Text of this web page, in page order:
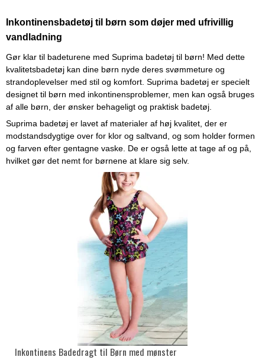
Inkontinensbadetøj til børn som døjer med ufrivillig
vandladning
Gør klar til badeturene med Suprima badetøj til børn! Med dette
kvalitetsbadetøj kan dine børn nyde deres svømmeture og
strandoplevelser med stil og komfort. Suprima badetøj er specielt
designet til børn med inkontinensproblemer, men kan også bruges
af alle børn, der ønsker behageligt og praktisk badetøj.
Suprima badetøj er lavet af materialer af høj kvalitet, der er
modstandsdygtige over for klor og saltvand, og som holder formen
og farven efter gentagne vaske. De er også lette at tage af og på,
hvilket gør det nemt for børnene at klare sig selv.
Inkontinens Badedragt til Børn med mønster